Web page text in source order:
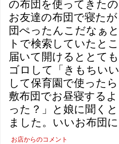
の布団を使ってきた
お友達の布団で寝た
団ぺったんこだなぁ
トで検索していたと
届いて開けるととて
ゴロして「きもちい
して保育園で使った
敷布団でお昼寝する
った？」と娘に聞く
ました。いいお布団
お店からのコメント